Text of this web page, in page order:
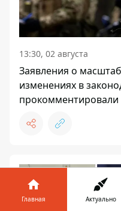
13:30, 02 августа
Заявления о
изменениях в
Главная Актуально